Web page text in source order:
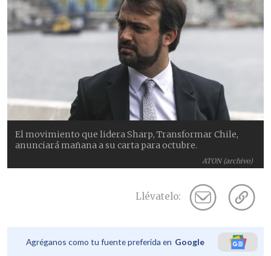
ATON (archivo)
El movimiento que lidera Sharp, Transformar Chile,
anunciará mañana a su carta para octubre.
Llévatelo:
Agréganos como tu fuente preferida en Google